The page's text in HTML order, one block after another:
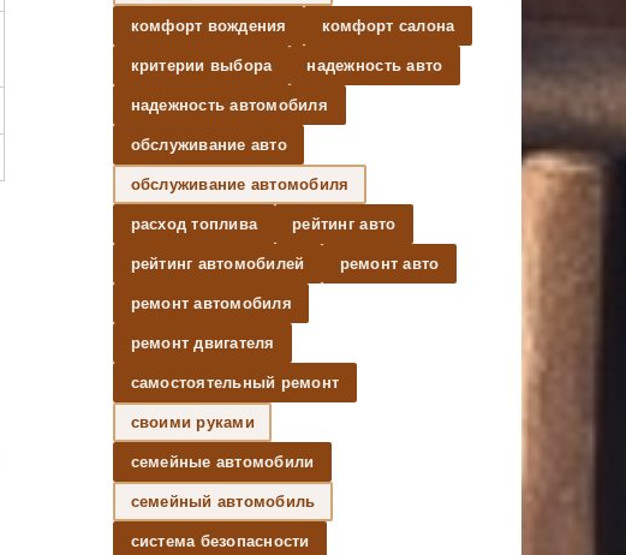
комфорт вождения комфорт салона
критерии выбора надежность авто
надежность автомобиля
обслуживание авто
обслуживание автомобиля
расход топлива рейтинг авто
рейтинг автомобилей ремонт авто
ремонт автомобиля
ремонт двигателя
самостоятельный ремонт
своими руками
семейные автомобили
семейный автомобиль
система безопасности